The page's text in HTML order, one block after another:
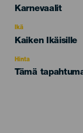
Categoría
evento
Karnevaalit
Ikä
Edad
Kaiken Ikäisille
Hinta
Tämä